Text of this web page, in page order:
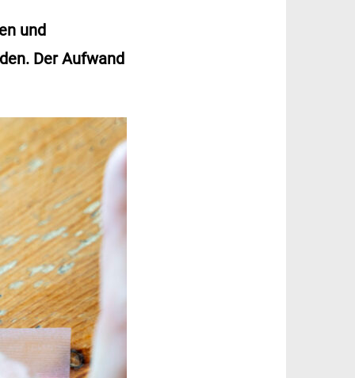
und
Der Aufwand